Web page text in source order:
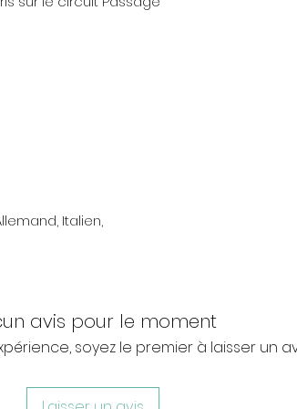
Italien,
avis pour le moment
soyez le premier à laisser un